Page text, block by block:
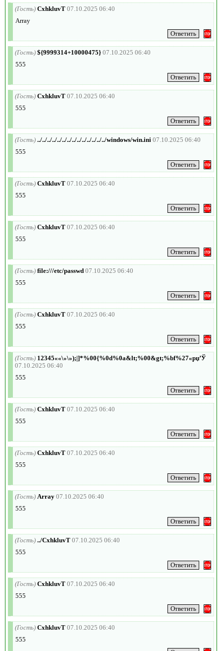
(Гость) CxhkluvT 07.10.2025 06:40
Array
(Гость) ${9999314+10000475} 07.10.2025 06:40
555
(Гость) CxhkluvT 07.10.2025 06:40
555
(Гость) ../../../../../../../../../../../../../../windows/win.ini 07.10.2025 06:40
555
(Гость) CxhkluvT 07.10.2025 06:40
555
(Гость) CxhkluvT 07.10.2025 06:40
555
(Гость) file:///etc/passwd 07.10.2025 06:40
555
(Гость) CxhkluvT 07.10.2025 06:40
555
(Гость) 12345««\»\»);|]*%00{%0d%0a&lt;%00&gt;%bf%27«рџ’Ў
07.10.2025 06:40
555
(Гость) CxhkluvT 07.10.2025 06:40
555
(Гость) CxhkluvT 07.10.2025 06:40
555
(Гость) Array 07.10.2025 06:40
555
(Гость) ../CxhkluvT 07.10.2025 06:40
555
(Гость) CxhkluvT 07.10.2025 06:40
555
(Гость) CxhkluvT 07.10.2025 06:40
555